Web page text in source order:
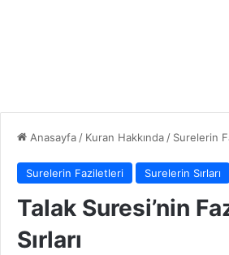
Anasayfa/ Kuran Hakkında/ Surelerin
Surelerin Faziletleri Surelerin Sırları
Talak Suresi’nin
Sırları